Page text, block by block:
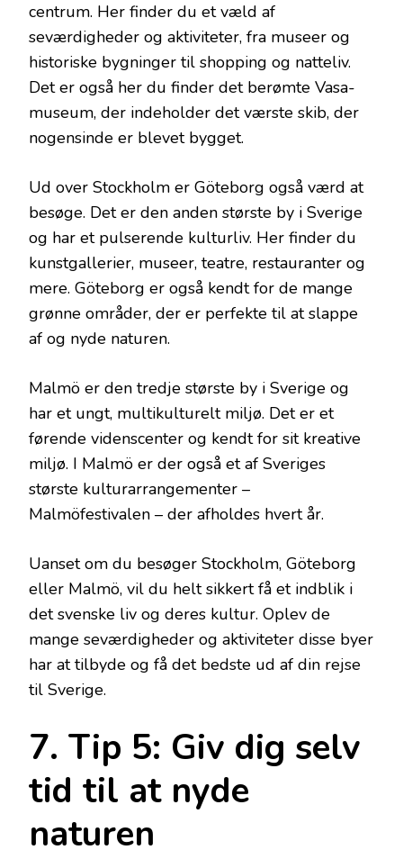
centrum. Her finder du et væld af
seværdigheder og aktiviteter, fra museer og
historiske bygninger til shopping og natteliv.
Det er også her du finder det berømte Vasa-
museum, der indeholder det værste skib, der
nogensinde er blevet bygget.
Ud over Stockholm er Göteborg også værd at
besøge. Det er den anden største by i Sverige
og har et pulserende kulturliv. Her finder du
kunstgallerier, museer, teatre, restauranter og
mere. Göteborg er også kendt for de mange
grønne områder, der er perfekte til at slappe
af og nyde naturen.
Malmö er den tredje største by i Sverige og
har et ungt, multikulturelt miljø. Det er et
førende videnscenter og kendt for sit kreative
miljø. I Malmö er der også et af Sveriges
største kulturarrangementer –
Malmöfestivalen – der afholdes hvert år.
Uanset om du besøger Stockholm, Göteborg
eller Malmö, vil du helt sikkert få et indblik i
det svenske liv og deres kultur. Oplev de
mange seværdigheder og aktiviteter disse byer
har at tilbyde og få det bedste ud af din rejse
til Sverige.
7. Tip 5: Giv dig selv
tid til at nyde
naturen